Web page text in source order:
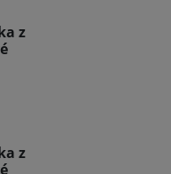
z
z